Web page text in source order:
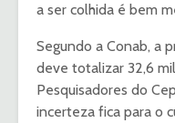
a ser colhida é bem
Segundo a Conab, a
deve totalizar 32,6
Pesquisadores do
incerteza fica para o